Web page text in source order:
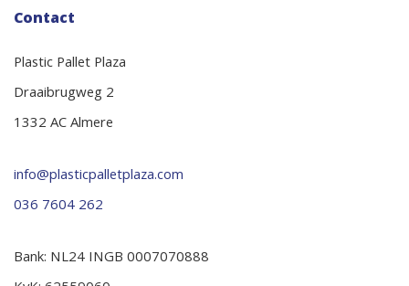
Contact
Plastic Pallet Plaza
Draaibrugweg 2
1332 AC Almere
info@plasticpalletplaza.com
036 7604 262
Bank: NL24 INGB 0007070888